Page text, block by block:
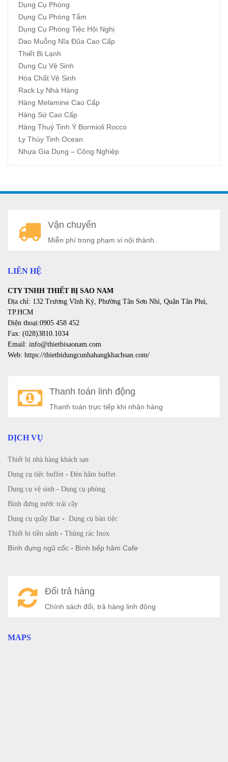
Dụng Cụ Phòng
Dụng Cụ Phòng Tắm
Dụng Cụ Phòng Tiệc Hội Nghị
Dao Muỗng Nĩa Đũa Cao Cấp
Thiết Bị Lạnh
Dụng Cụ Vệ Sinh
Hóa Chất Vệ Sinh
Rack Ly Nhà Hàng
Hàng Melamine Cao Cấp
Hàng Sứ Cao Cấp
Hàng Thuỷ Tinh Ý Bormioli Rocco
Ly Thủy Tinh Ocean
Nhựa Gia Dụng – Công Nghiệp
Vận chuyển
Miễn phí trong phạm vi nội thành.
LIÊN HỆ
CTY TNHH THIẾT BỊ SAO NAM
Địa chỉ: 132 Trương Vĩnh Ký, Phường Tân Sơn Nhì, Quận Tân Phú,
TP.HCM
Điện thoại:0905 458 452
Fax: (028)3810.1034
Email: info@thietbisaonam.com
Web: https://thietbidungcunhahangkhachsan.com/
Thanh toán linh động
Thanh toán trực tiếp khi nhận hàng
DỊCH VỤ
Thiết bị nhà hàng khách sạn
Dụng cụ tiệc buffet - Đèn hâm buffet
Dụng cụ vệ sinh - Dụng cụ phòng
Bình đựng nước trái cây
Dụng cụ quầy Bar - Dụng cụ bàn tiệc
Thiết bị tiền sảnh - Thùng rác Inox
Bình đựng ngũ cốc - Bình bếp hâm Cafe
Đổi trả hàng
Chính sách đổi, trả hàng linh động
MAPS